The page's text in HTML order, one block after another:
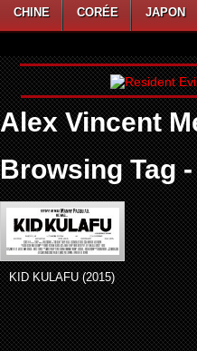
CHINE CORÉE JAPON
Alex Vincent
Browsing Tag
KID KULAFU (2015)